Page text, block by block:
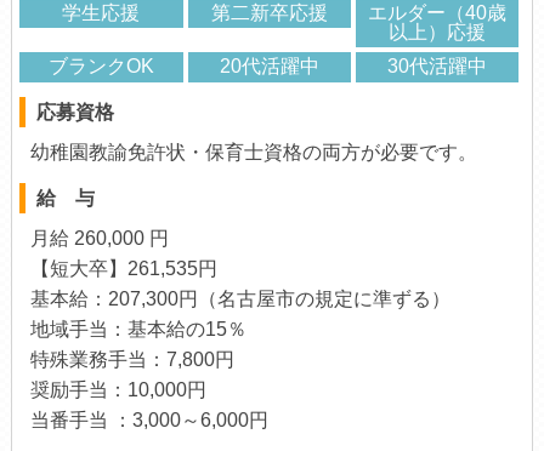
学生応援
第二新卒応援
エルダー（40歳
以上）応援
ブランクOK
20代活躍中 30代活躍中
応募資格
幼稚園教諭免許状・保育士資格の両方が必要です。
給 与
月給 260,000 円
【短大卒】261,535円
基本給：207,300円（名古屋市の規定に準ずる）
地域手当：基本給の15％
特殊業務手当：7,800円
奨励手当：10,000円
当番手当 ：3,000～6,000円